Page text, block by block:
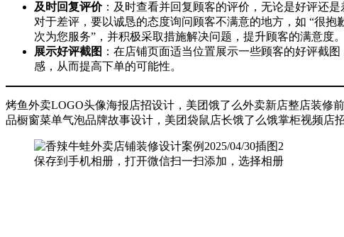
及时回复评价：及时查看并回复顾客的评价，无论是好评还
对于差评，要以诚恳的态度询问顾客不满意的地方，如 “很
次为您服务”，并积极采取措施解决问题，提升顾客的满意度。
展示好评截图 ：在店铺页面适当位置展示一些顾客的好评截
感，从而提高下单的可能性。
烤鱼外卖LOGO头像海报店招设计，美团饿了么外卖新店整店装修
品橱窗菜单气泡品牌故事设计，美团袋鼠店长饿了么饿掌柜视频店
保存到手机相册，打开微信扫一扫添加，选择相册